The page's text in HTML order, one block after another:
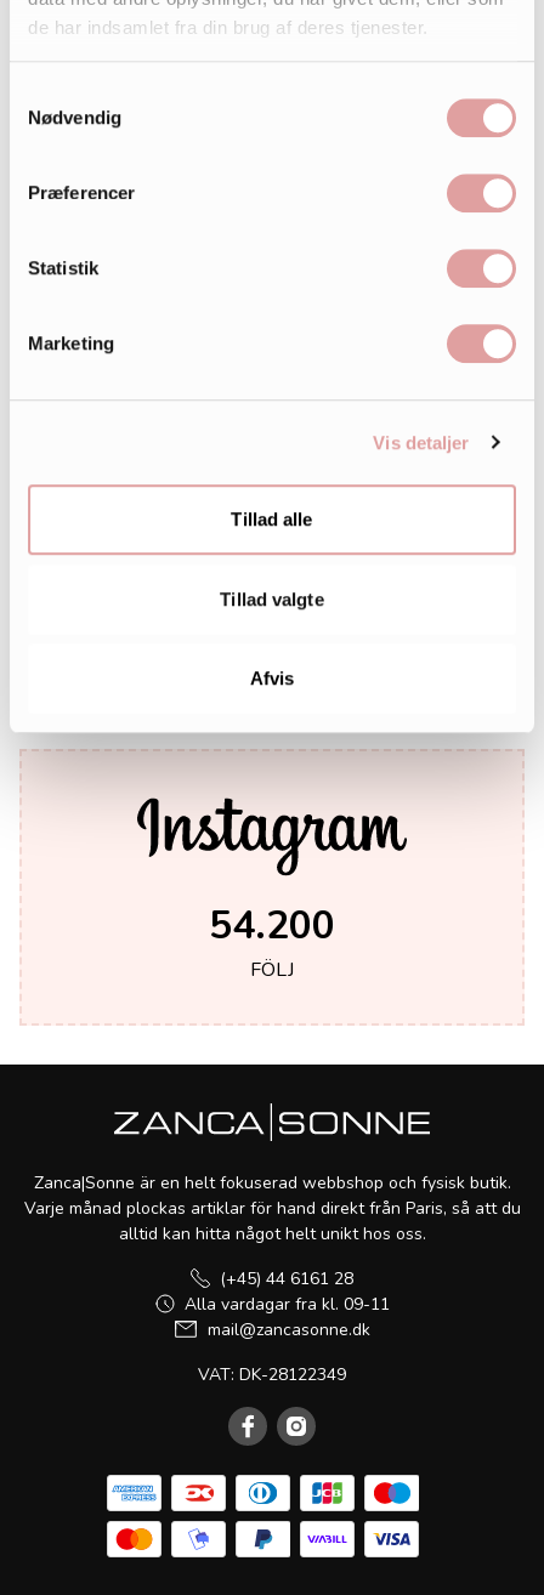
de har indsamlet fra din brug af deres tjenester.
Nødvendig
Præferencer
Statistik
Marketing
Vis detaljer
Tillad alle
Tillad valgte
Afvis
242.000
54.200
FÖLJ
Zanca|Sonne är en helt fokuserad webbshop och fysisk butik.
Varje månad plockas artiklar för hand direkt från Paris, så att du
alltid kan hitta något helt unikt hos oss.
(+45) 44 6161 28
Alla vardagar fra kl. 09-11
mail@zancasonne.dk
VAT: DK-28122349